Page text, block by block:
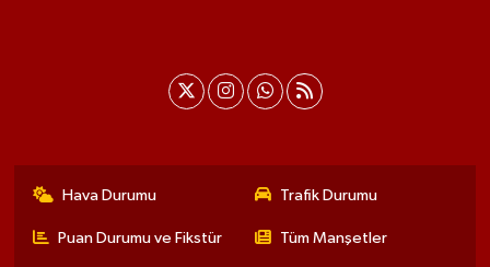
Hava Durumu Trafik Durumu
Puan Durumu ve Fikstür Tüm Manşetler